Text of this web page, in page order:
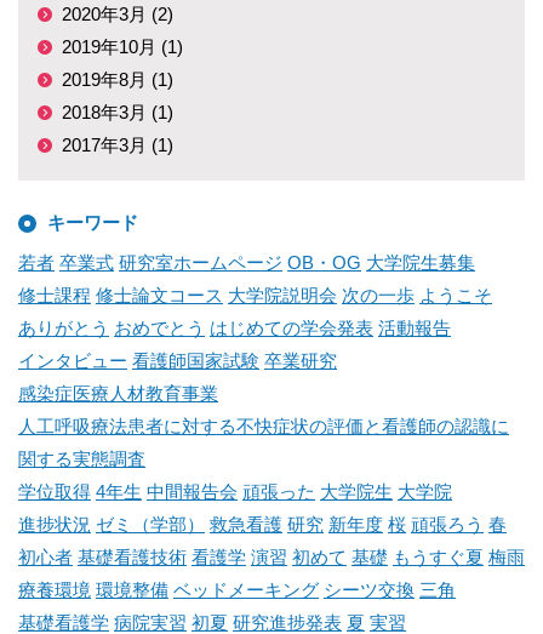
2020年3月 (2)
2019年10月 (1)
2019年8月 (1)
2018年3月 (1)
2017年3月 (1)
キーワード
若者 卒業式 研究室ホームページ OB・OG 大学院生募集
修士課程 修士論文コース 大学院説明会 次の一歩 ようこそ
ありがとう おめでとう はじめての学会発表 活動報告
インタビュー 看護師国家試験 卒業研究
感染症医療人材教育事業
人工呼吸療法患者に対する不快症状の評価と看護師の認識に
関する実態調査
学位取得 4年生 中間報告会 頑張った 大学院生 大学院
進捗状況 ゼミ（学部） 救急看護 研究 新年度 桜 頑張ろう 春
初心者 基礎看護技術 看護学 演習 初めて 基礎 もうすぐ夏 梅雨
療養環境 環境整備 ベッドメーキング シーツ交換 三角
基礎看護学 病院実習 初夏 研究進捗発表 夏 実習